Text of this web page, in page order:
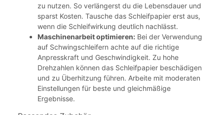
zu nutzen. So verlängerst du die Lebensdauer und
sparst Kosten. Tausche das Schleifpapier erst aus,
wenn die Schleifwirkung deutlich nachlässt.
Maschinenarbeit optimieren: Bei der Verwendung
auf Schwingschleifern achte auf die richtige
Anpresskraft und Geschwindigkeit. Zu hohe
Drehzahlen können das Schleifpapier beschädigen
und zu Überhitzung führen. Arbeite mit moderaten
Einstellungen für beste und gleichmäßige
Ergebnisse.